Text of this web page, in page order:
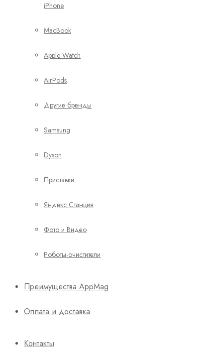
iPhone
MacBook
Apple Watch
AirPods
Другие бренды
Samsung
Dyson
Приставки
Яндекс Станция
Фото и Видео
Роботы-очистители
Преимущества AppMag
Оплата и доставка
Контакты